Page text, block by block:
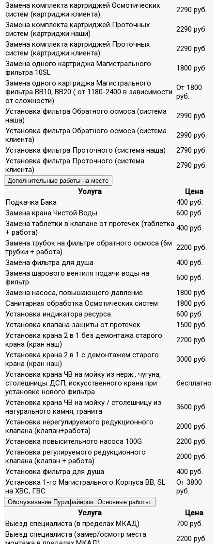
Замена комплекта картриджей Осмотических
систем (картриджи клиента)
2290 руб.
Замена комплекта картриджей Проточных
систем (картриджи наши)
2290 руб.
Замена комплекта картриджей Проточных
систем (картриджи клиента)
2290 руб.
Замена одного картриджа Магистрального
фильтра 10SL
1800 руб.
Замена одного картриджа Магистрального
фильтра ВВ10, ВВ20 ( от 1180-2400 в зависимости
от сложности)
От 1800
руб.
Установка фильтра Обратного осмоса (система
наша)
2990 руб.
Установка фильтра Обратного осмоса (система
клиента)
2990 руб.
Установка фильтра Проточного (система наша)
2790 руб.
Установка фильтра Проточного (система
клиента)
2790 руб.
Дополнительные работы на месте
Услуга
Цена
Подкачка Бака
400 руб.
Замена крана Чистой Воды
600 руб.
Замена таблетки в клапане от протечек (таблетка
+ работа)
400 руб.
Замена трубок на фильтре обратного осмоса (6м
трубки + работа)
2200 руб.
Замена фильтра для душа
400 руб.
Замена шарового вентиля подачи воды на
фильтр
600 руб.
Замена насоса, повышающего давление
1800 руб.
Санитарная обработка Осмотических систем
1800 руб.
Установка индикатора ресурса
600 руб.
Установка клапана защиты от протечек
1500 руб.
Установка крана 2 в 1 без демонтажа старого
крана (кран наш)
2200 руб.
Установка крана 2 в 1 с демонтажем старого
крана (кран наш)
3000 руб.
Установка крана ЧВ на мойку из нерж., чугуна,
столешницы ДСП, искусственного крана при
установке нового фильтра
бесплатно
Установка крана ЧВ на мойку / столешницу из
натурального камня, гранита
3600 руб.
Установка нерегулируемого редукционного
клапана (клапан+работа)
2000 руб.
Установка повысительного насоса 100G
2200 руб.
Установка регулируемого редукционного
клапана (клапан + работа)
2000 руб.
Установка фильтра для душа
400 руб.
Установка 1-го Магистрального Корпуса ВВ, SL
на ХВС, ГВС
От 3800
руб.
Обслуживание Пурифайеров. Основные работы.
Услуга
Цена
Выезд специалиста (в пределах МКАД)
700 руб.
Выезд специалиста (замер/осмотр места
2200 руб.